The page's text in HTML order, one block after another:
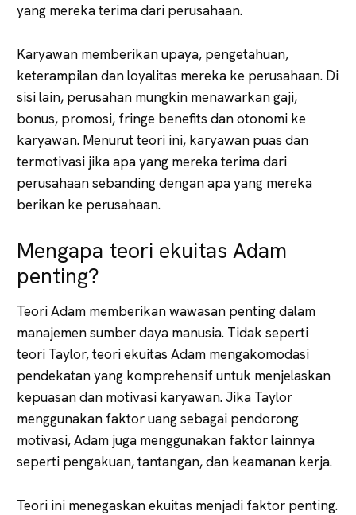
yang mereka terima dari perusahaan.
Karyawan memberikan upaya, pengetahuan,
keterampilan dan loyalitas mereka ke perusahaan. Di
sisi lain, perusahan mungkin menawarkan gaji,
bonus, promosi, fringe benefits dan otonomi ke
karyawan. Menurut teori ini, karyawan puas dan
termotivasi jika apa yang mereka terima dari
perusahaan sebanding dengan apa yang mereka
berikan ke perusahaan.
Mengapa teori ekuitas Adam
penting?
Teori Adam memberikan wawasan penting dalam
manajemen sumber daya manusia. Tidak seperti
teori Taylor, teori ekuitas Adam mengakomodasi
pendekatan yang komprehensif untuk menjelaskan
kepuasan dan motivasi karyawan. Jika Taylor
menggunakan faktor uang sebagai pendorong
motivasi, Adam juga menggunakan faktor lainnya
seperti pengakuan, tantangan, dan keamanan kerja.
Teori ini menegaskan ekuitas menjadi faktor penting.